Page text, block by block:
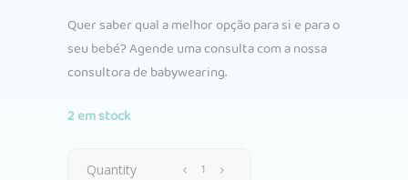
Quer saber qual a melhor opção para si e para o
seu bebé? Agende uma consulta com a nossa
consultora de babywearing.
2 em stock
Sling
Quantity